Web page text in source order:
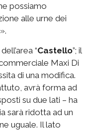
possiamo
alle urne dei
“Castello”; il
Maxi Di
di una modifica.
avrà forma ad
su due lati – ha
sarà ridotta ad un
uguale. Il lato